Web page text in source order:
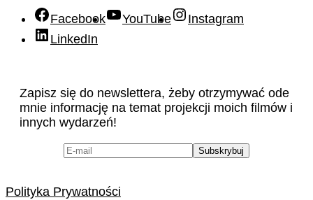
Facebook YouTube
Instagram
LinkedIn
Zapisz się do newslettera, żeby otrzymywać ode
mnie informację na temat projekcji moich filmów i
innych wydarzeń!
Polityka Prywatności